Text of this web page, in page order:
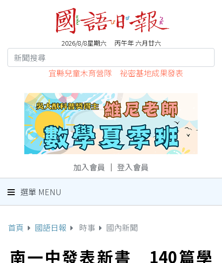
2026/8/8星期六 丙午年 六月廿六
宜縣兒童木育營隊 祕密基地成果發表
加入會員 ｜ 登入會員
選單 MENU
首頁 國語日報 時事 國內新聞
南一中發表新書 140篇學